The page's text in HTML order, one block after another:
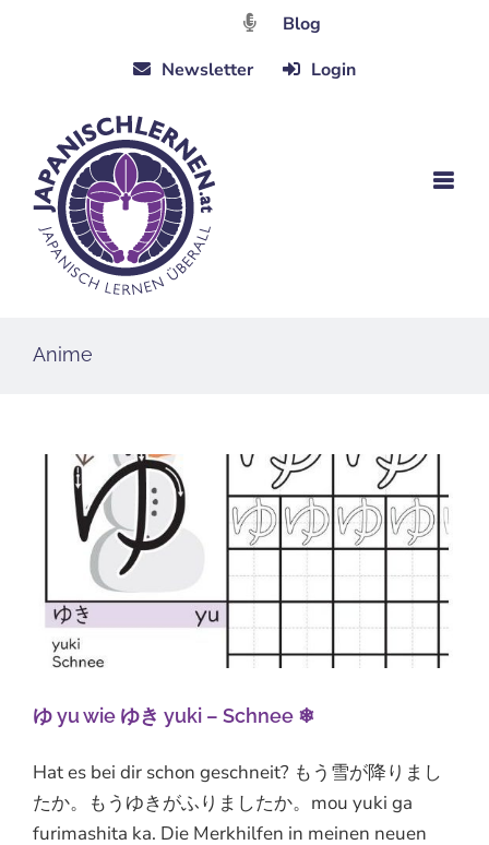
Blog
Newsletter
Login
Anime
ゆ yu wie ゆき yuki – Schnee ❄
Hat es bei dir schon geschneit? もう雪が降りまし
たか。もうゆきがふりましたか。mou yuki ga
furimashita ka. Die Merkhilfen in meinen neuen